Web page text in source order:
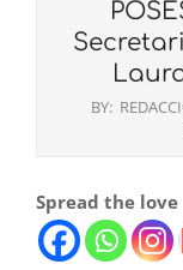
BY:
Spread the love